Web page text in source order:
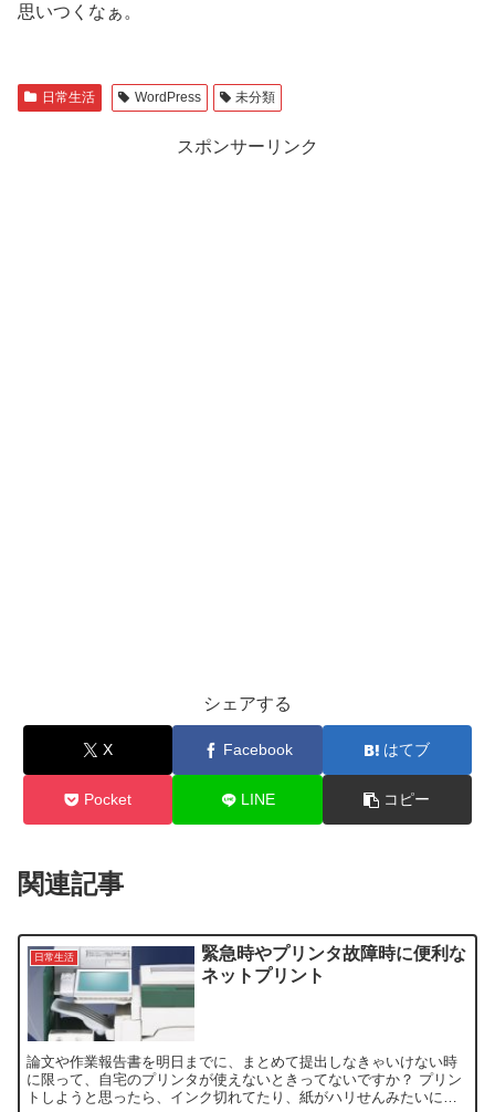
思いつくなぁ。
日常生活 WordPress 未分類
スポンサーリンク
シェアする
X Facebook はてブ
Pocket LINE コピー
関連記事
日常生活
緊急時やプリンタ故障時に便利な
ネットプリント
論文や作業報告書を明日までに、まとめて提出しなきゃいけない時
に限って、自宅のプリンタが使えないときってないですか？ プリン
トしようと思ったら、インク切れてたり、紙がハリせんみたいにな